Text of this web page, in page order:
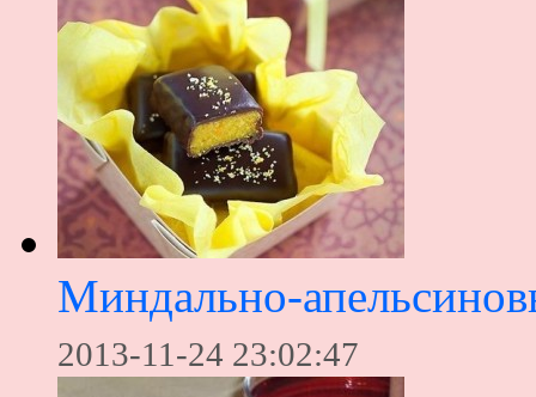
Миндально-
2013-11-24 23:02:47